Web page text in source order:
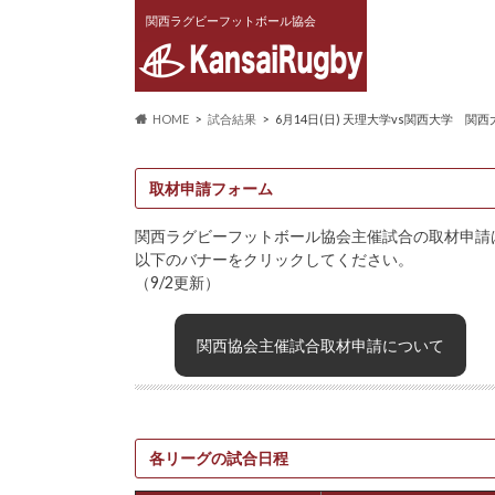
関西ラグビーフットボール協会
HOME 試合結果 6月14日(日) 天理大学vs関西大学 関西
取材申請フォーム
関西ラグビーフットボール協会主催試合の取材申請
以下のバナーをクリックしてください。
（9/2更新）
関西協会主催試合取材申請について
各リーグの試合日程